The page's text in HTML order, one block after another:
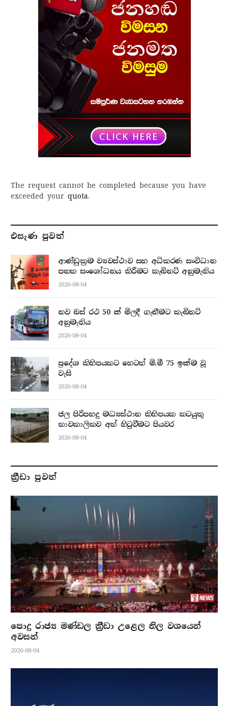
The request cannot be completed because you have
exceeded your quota.
එසැණ පුව​ත්
ආණ්ඩුක්‍රම ව්‍යවස්ථාව සහ අධිකරණ සංවිධාන
පනත සංශෝධනය කිරීමට කැබිනට් අනුමැතිය
2026-08-04
නව බස් රථ 50 ක් මිලදී ගැනීමට කැබිනට්
අනුමැතිය
2026-08-04
ප්‍රදේශ කිහිපයකට හෙටත් මි.මී 75 ඉක්ම වූ
වැසි
2026-08-04
ජල පිරිපහදු මධ්‍යස්ථාන කිහිපයක කටයුතු
තාවකාලිකව අත් හිටුවීමට පියවර
2026-08-04
ක්‍රීඩා පුවත්
පොදු රාජ්‍ය මණ්ඩල ක්‍රීඩා උළෙල නිල වශයෙන්
අවසන්
2026-08-04